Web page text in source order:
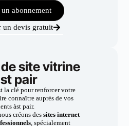
abonnement
un devis gratuit
site vitrine
pair
la clé pour renforcer votre
connaître auprès de vos
àst pair.
créons dessites internet
, spécialement